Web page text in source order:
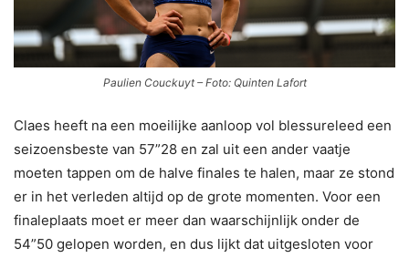
Paulien Couckuyt – Foto: Quinten Lafort
Claes heeft na een moeilijke aanloop vol blessureleed een
seizoensbeste van 57”28 en zal uit een ander vaatje
moeten tappen om de halve finales te halen, maar ze stond
er in het verleden altijd op de grote momenten. Voor een
finaleplaats moet er meer dan waarschijnlijk onder de
54”50 gelopen worden, en dus lijkt dat uitgesloten voor